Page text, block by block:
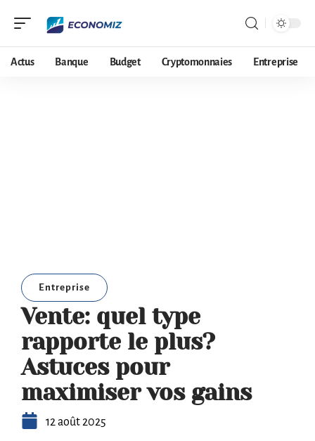
Actus Banque Budget Cryptomonnaies Entreprise
Entreprise
Vente: quel type
rapporte le plus?
Astuces pour
maximiser vos gains
12 août 2025